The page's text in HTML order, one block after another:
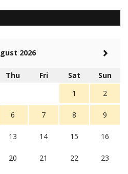
Mantap
Balas
16
2026
Thu Fri Sat
Sun
1
2
6 7 8 9
13 14 15 16
20 21 22 23